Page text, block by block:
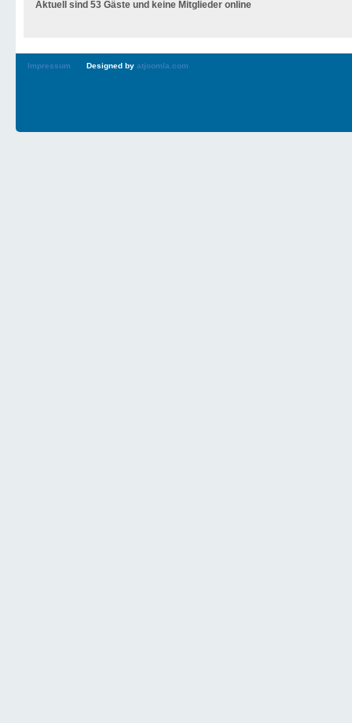
Aktuell sind 53 Gäste und keine Mitglieder online
Impressum Designed by atjoomla.com